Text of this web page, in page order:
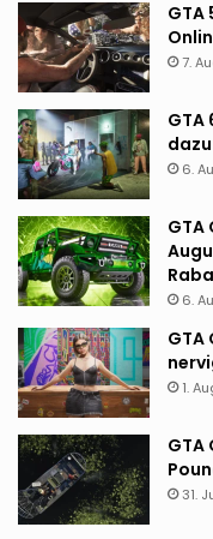
GTA
7.
GTA
6.
GTA
6.
1.
GTA
31.